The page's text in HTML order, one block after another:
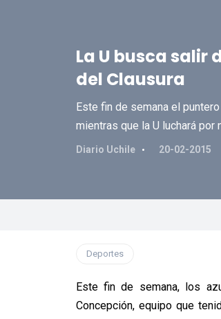
La U busca
del Clausura
Este fin de semana el
mientras que la U luchará por
Diario Uchile 20-02-2015
Deportes
Este fin de semana, los
Concepción, equipo que